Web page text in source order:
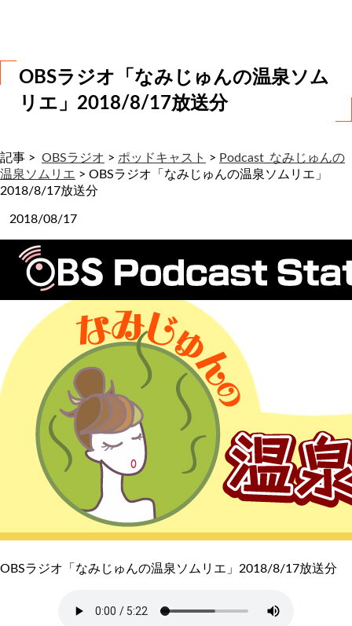
OBSラジオ「なみじゅんの温泉ソム
リエ」2018/8/17放送分
記事 > OBSラジオ > ポッドキャスト > Podcast_なみじゅんの
温泉ソムリエ > OBSラジオ「なみじゅんの温泉ソムリエ」
2018/8/17放送分
2018/08/17
OBSラジオ「なみじゅんの温泉ソムリエ」2018/8/17放送分